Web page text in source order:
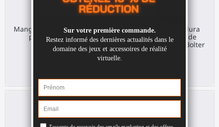
Mango para el módulo de
pistola ProBolter
Any HMD
Conector de armadura
para la Extensión de
Hombro Pesada ProBolter